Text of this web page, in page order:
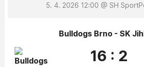
5. 4. 2026 12:00 @ SH
Bulldogs Brno - SK
16 : 2